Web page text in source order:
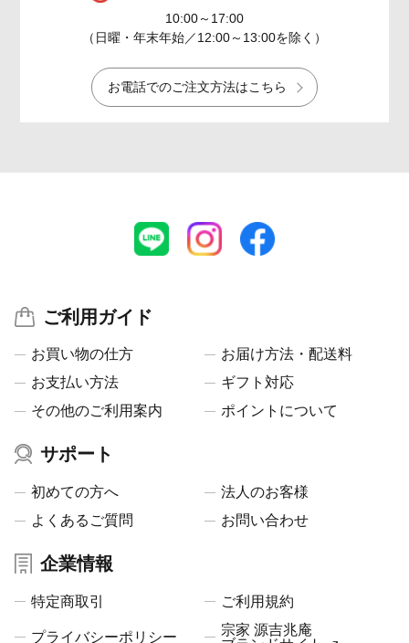
10:00～17:00
（日曜・年末年始／12:00～13:00を除く）
お電話でのご注文方法はこちら
ご利用ガイド
お買い物の仕方
お届け方法・配送料
お支払い方法
ギフト対応
その他のご利用案内
ポイントについて
サポート
初めての方へ
法人のお客様
よくあるご質問
お問い合わせ
企業情報
特定商取引 ご利用規約
プライバシーポリシー
宗家 源吉兆庵